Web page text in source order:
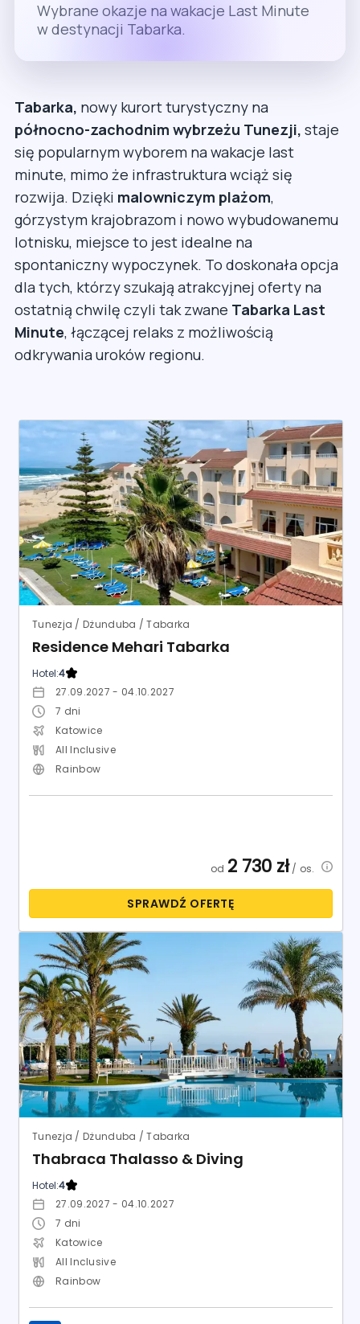
Wybrane okazje na wakacje Last Minute
w destynacji Tabarka.
Tabarka, nowy kurort turystyczny na
północno-zachodnim wybrzeżu Tunezji, staje
się popularnym wyborem na wakacje last
minute, mimo że infrastruktura wciąż się
rozwija. Dzięki malowniczym plażom,
górzystym krajobrazom i nowo wybudowanemu
lotnisku, miejsce to jest idealne na
spontaniczny wypoczynek. To doskonała opcja
dla tych, którzy szukają atrakcyjnej oferty na
ostatnią chwilę czyli tak zwane Tabarka Last
Minute, łączącej relaks z możliwością
odkrywania uroków regionu.
Tunezja / Dżunduba / Tabarka
Residence Mehari Tabarka
Hotel:4
27.09.2027 - 04.10.2027
7 dni
Katowice
All Inclusive
Rainbow
od 2 730 zł/ os.
SPRAWDŹ OFERTĘ
Tunezja / Dżunduba / Tabarka
Thabraca Thalasso & Diving
Hotel:4
27.09.2027 - 04.10.2027
7 dni
Katowice
All Inclusive
Rainbow